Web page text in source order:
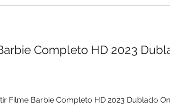
Completo HD 2023
Filme Barbie Completo HD 2023 Dublado